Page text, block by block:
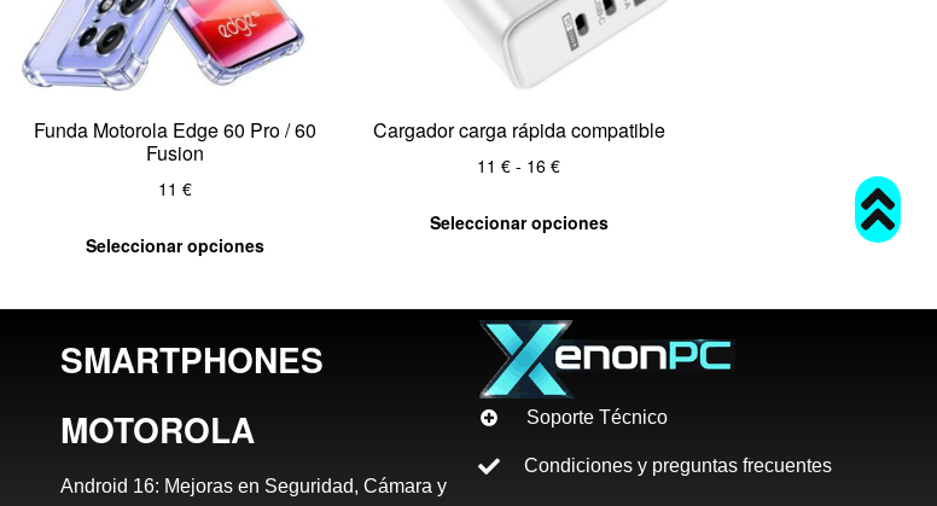
Funda Motorola Edge 60 Pro / 60
Fusion
11 €
Seleccionar opciones
Cargador carga rápida compatible
11 € - 16 €
Seleccionar opciones
SMARTPHONES
MOTOROLA
Android 16: Mejoras en Seguridad, Cámara y
Soporte Técnico
Condiciones y preguntas frecuentes